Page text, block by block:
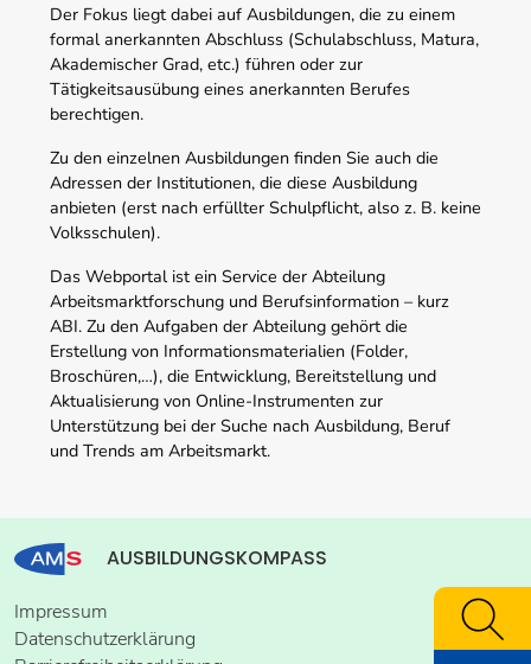
Der Fokus liegt dabei auf Ausbildungen, die zu einem
formal anerkannten Abschluss (Schulabschluss, Matura,
Akademischer Grad, etc.) führen oder zur
Tätigkeitsausübung eines anerkannten Berufes
berechtigen.
Zu den einzelnen Ausbildungen finden Sie auch die
Adressen der Institutionen, die diese Ausbildung
anbieten (erst nach erfüllter Schulpflicht, also z. B. keine
Volksschulen).
Das Webportal ist ein Service der Abteilung
Arbeitsmarktforschung und Berufsinformation – kurz
ABI. Zu den Aufgaben der Abteilung gehört die
Erstellung von Informationsmaterialien (Folder,
Broschüren,…), die Entwicklung, Bereitstellung und
Aktualisierung von Online-Instrumenten zur
Unterstützung bei der Suche nach Ausbildung, Beruf
und Trends am Arbeitsmarkt.
AUSBILDUNGSKOMPASS
Impressum
Datenschutzerklärung